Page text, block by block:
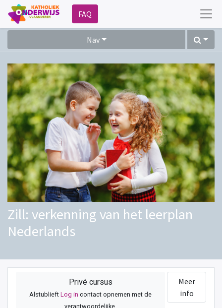
FAQ
Nav
Zill: verkenning van het leerplan
Nederlands
Privé cursus
AlstublieftLog in contact opnemen met de
verantwoordelijke.
Meer
info